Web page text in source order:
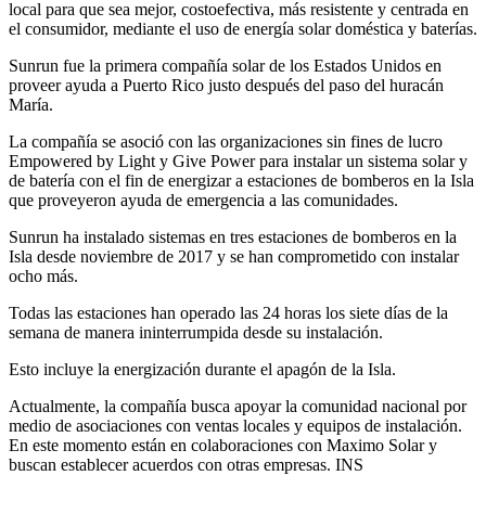
local para que sea mejor, costoefectiva, más resistente y centrada en
el consumidor, mediante el uso de energía solar doméstica y baterías.
Sunrun fue la primera compañía solar de los Estados Unidos en
proveer ayuda a Puerto Rico justo después del paso del huracán
María.
La compañía se asoció con las organizaciones sin fines de lucro
Empowered by Light y Give Power para instalar un sistema solar y
de batería con el fin de energizar a estaciones de bomberos en la Isla
que proveyeron ayuda de emergencia a las comunidades.
Sunrun ha instalado sistemas en tres estaciones de bomberos en la
Isla desde noviembre de 2017 y se han comprometido con instalar
ocho más.
Todas las estaciones han operado las 24 horas los siete días de la
semana de manera ininterrumpida desde su instalación.
Esto incluye la energización durante el apagón de la Isla.
Actualmente, la compañía busca apoyar la comunidad nacional por
medio de asociaciones con ventas locales y equipos de instalación.
En este momento están en colaboraciones con Maximo Solar y
buscan establecer acuerdos con otras empresas. INS